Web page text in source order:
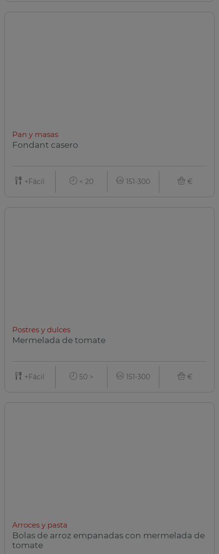
Pan y masas
Fondant casero
+Fácil < 20 151-300 €
Postres y dulces
Mermelada de tomate
+Fácil 50 > 151-300 €
Arroces y pasta
Bolas de arroz empanadas con mermelada de
tomate